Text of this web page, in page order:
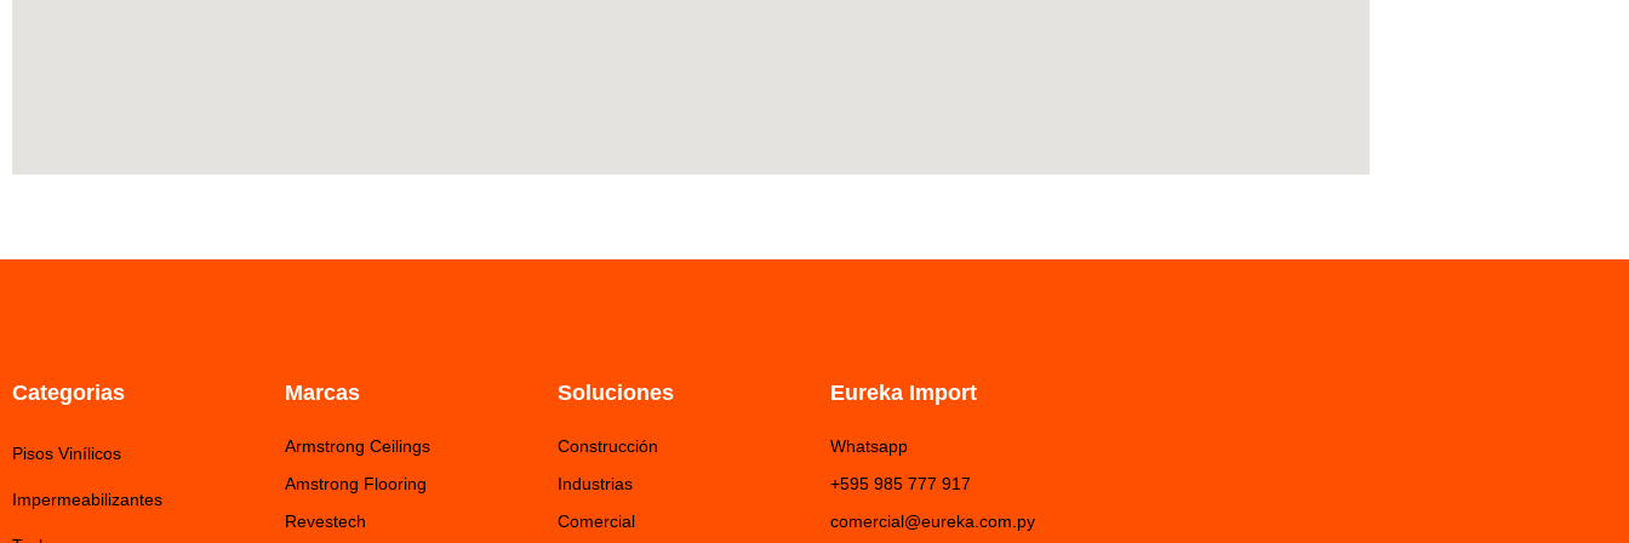
Categorias
Pisos Vinílicos
Impermeabilizantes
Marcas
Armstrong Ceilings
Amstrong Flooring
Revestech
Soluciones
Construcción
Industrias
Comercial
Eureka Import
Whatsapp
+595 985 777 917
comercial@eureka.com.py